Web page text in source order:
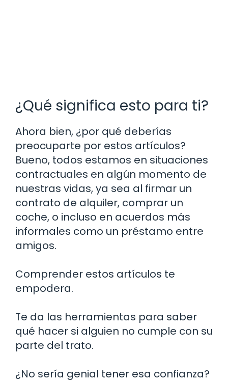
¿Qué significa esto para ti?
Ahora bien, ¿por qué deberías
preocuparte por estos artículos?
Bueno, todos estamos en situaciones
contractuales en algún momento de
nuestras vidas, ya sea al firmar un
contrato de alquiler, comprar un
coche, o incluso en acuerdos más
informales como un préstamo entre
amigos.
Comprender estos artículos te
empodera.
Te da las herramientas para saber
qué hacer si alguien no cumple con su
parte del trato.
¿No sería genial tener esa confianza?